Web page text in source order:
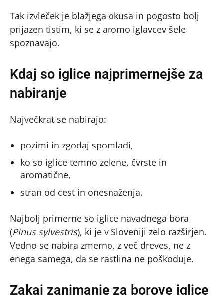
Tak izvleček je blažjega okusa in pogosto bolj
prijazen tistim, ki se z aromo iglavcev šele
spoznavajo.
Kdaj so iglice najprimernejše za
nabiranje
Največkrat se nabirajo:
pozimi in zgodaj spomladi,
ko so iglice temno zelene, čvrste in
aromatične,
stran od cest in onesnaženja.
Najbolj primerne so iglice navadnega bora
(Pinus sylvestris), ki je v Sloveniji zelo razširjen.
Vedno se nabira zmerno, z več dreves, ne z
enega samega, da se rastlina ne poškoduje.
Zakaj zanimanje za borove iglice